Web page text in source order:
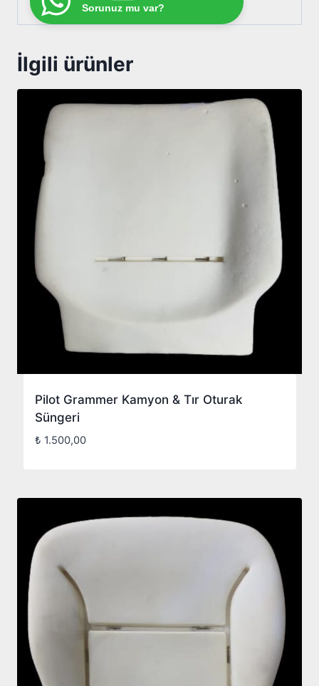
Sorunuz mu var?
İlgili ürünler
Pilot Grammer Kamyon & Tır Oturak
Süngeri
₺ 1.500,00